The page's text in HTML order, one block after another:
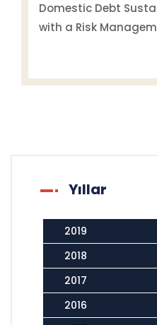
Domestic Debt
with a Risk
Yıllar
2019
2018
2017
2016